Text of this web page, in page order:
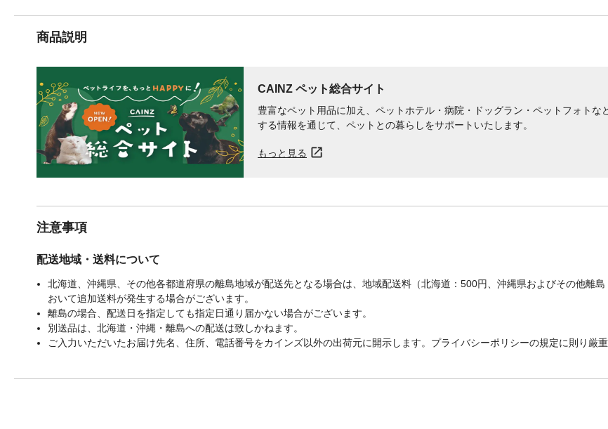
商品説明
CAINZ ペット総合サイト
豊富なペット用品に加え、ペットホテル・病院・ドッグラン・ペットフォト
する情報を通じて、ペットとの暮らしをサポートいたします。
もっと見る
注意事項
配送地域・送料について
北海道、沖縄県、その他各都道府県の離島地域が配送先となる場合は、地域配送料（北海道：500円、沖縄県およびその他離
おいて追加送料が発生する場合がございます。
離島の場合、配送日を指定しても指定日通り届かない場合がございます。
別送品は、北海道・沖縄・離島への配送は致しかねます。
ご入力いただいたお届け先名、住所、電話番号をカインズ以外の出荷元に開示します。プライバシーポリシーの規定に則り厳重